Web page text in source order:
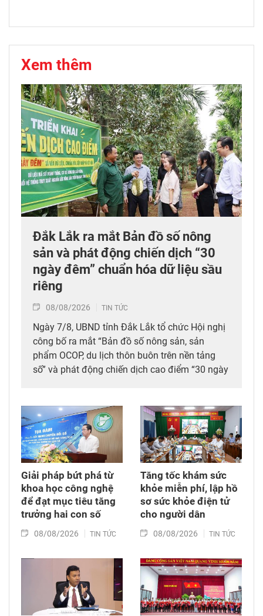
Xem thêm
Đắk Lắk ra mắt Bản đồ số nông
sản và phát động chiến dịch “30
ngày đêm” chuẩn hóa dữ liệu sầu
riêng
08/08/2026 TIN TỨC
Ngày 7/8, UBND tỉnh Đắk Lắk tổ chức Hội nghị
công bố ra mắt “Bản đồ số nông sản, sản
phẩm OCOP, du lịch thôn buôn trên nền tảng
số” và phát động chiến dịch cao điểm “30 ngày
sầu riêng trên địa bàn tỉnh. Đây được xem là
bước đi chiến lược nhằm tích hợp đồng bộ
công nghệ số vào chuỗi giá trị nông nghiệp và
phát triển nông thôn địa phương.
Giải pháp bứt phá từ
khoa học công nghệ
để đạt mục tiêu tăng
trưởng hai con số
08/08/2026 TIN TỨC
Tăng tốc khám sức
khỏe miễn phí, lập hồ
sơ sức khỏe điện tử
cho người dân
08/08/2026 TIN TỨC